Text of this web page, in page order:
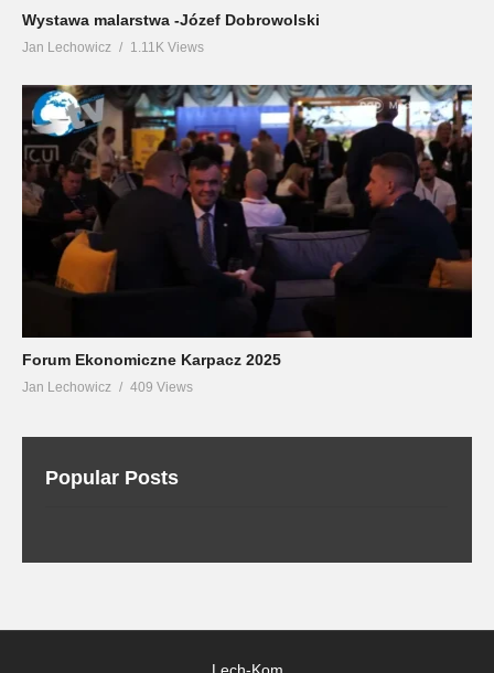
Wystawa malarstwa -Józef Dobrowolski
Jan Lechowicz 1.11K Views
Forum Ekonomiczne Karpacz 2025
Jan Lechowicz 409 Views
Popular Posts